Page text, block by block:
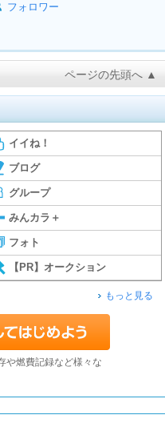
フォロワー
ページの先頭へ ▲
イイね！
ブログ
グループ
みんカラ＋
フォト
【PR】オークション
もっと見る
や燃費記録など様々な